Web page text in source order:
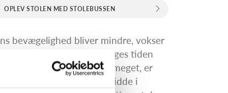
OPLEV STOLEN MED STOLEBUSSEN
bevægelighed bliver mindre, vokser
hjælp og pleje. Samtidig øges tiden
ned. Når man sidder meget, er
sidde godt og at kunne sidde i